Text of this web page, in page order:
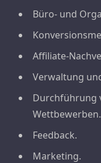
Büro- und
Affiliate-
Verwaltung
Durchführung
Wettbewerben.
Feedback.
Marketing.